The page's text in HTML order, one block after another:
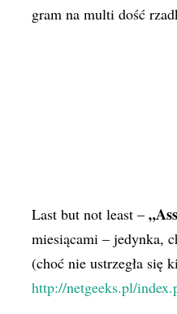
gram na multi dość
Last but not least –
miesiącami – jedynka,
(choć nie ustrzegła się
http://netgeeks.pl/